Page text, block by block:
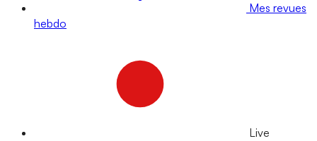
Mes revues
hebdo
Live